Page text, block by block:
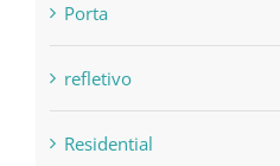
Porta
refletivo
Residential